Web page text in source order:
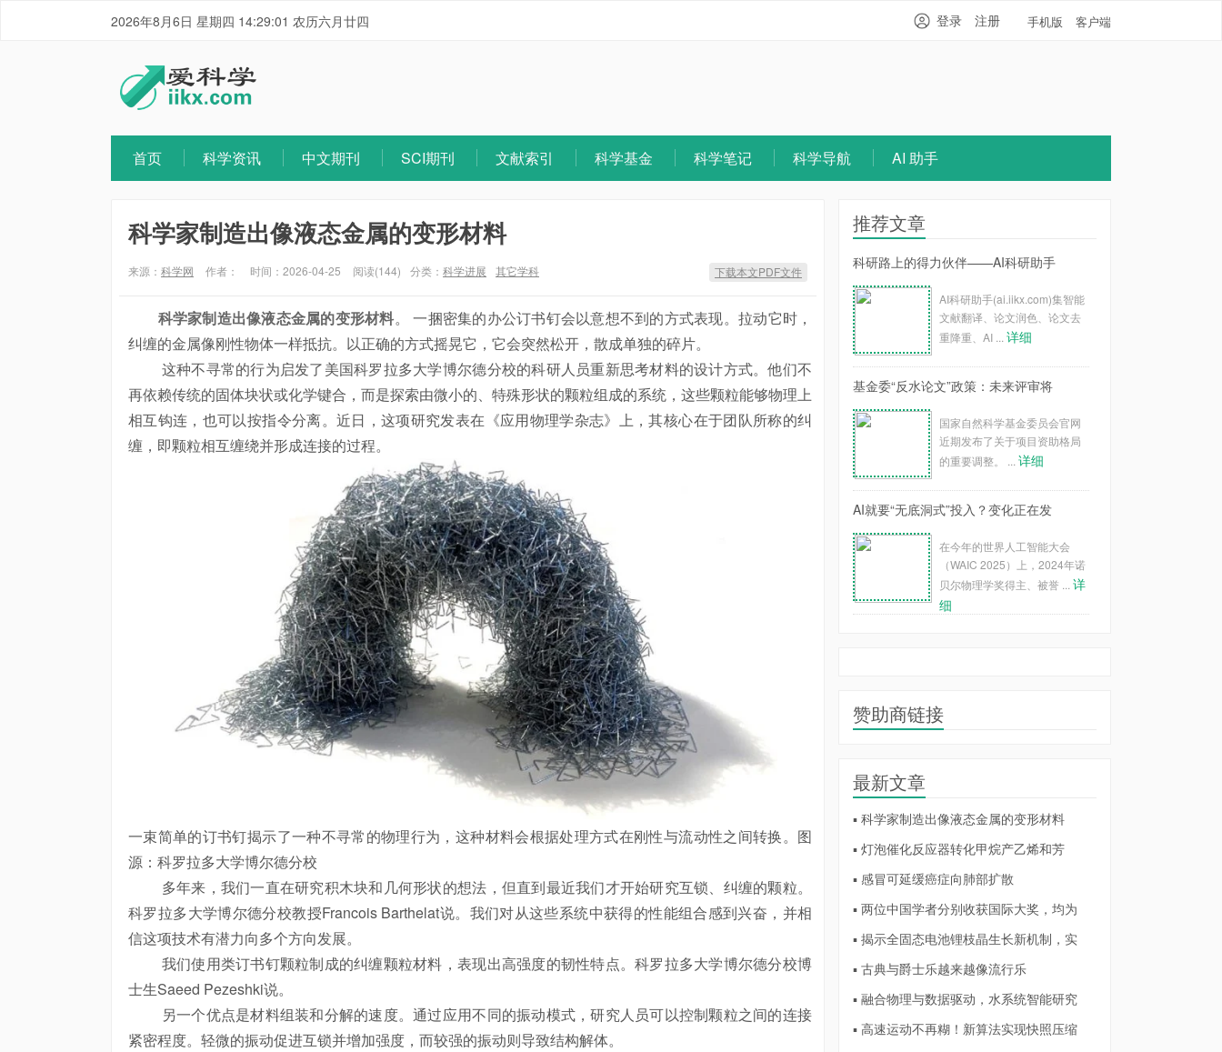
2026年8月6日 星期四 14:29:01 农历六月廿四 手机版 客户端
登录 注册
首页 科学资讯 中文期刊 SCI期刊 文献索引 科学基金 科学笔记 科学导航 AI 助手
科学家制造出像液态金属的变形材料
来源： 科学网 作者： 时间：2026-04-25 阅读(144) 分类： 科学进展 其它学科 下载本文PDF文件
科学家制造出像液态金属的变形材料。 一捆密集的办公订书钉会以意想不到的方式表现。拉动它时，
纠缠的金属像刚性物体一样抵抗。以正确的方式摇晃它，它会突然松开，散成单独的碎片。
这种不寻常的行为启发了美国科罗拉多大学博尔德分校的科研人员重新思考材料的设计方式。他们不
再依赖传统的固体块状或化学键合，而是探索由微小的、特殊形状的颗粒组成的系统，这些颗粒能够物理上
相互钩连，也可以按指令分离。近日，这项研究发表在《应用物理学杂志》上，其核心在于团队所称的纠
缠，即颗粒相互缠绕并形成连接的过程。
一束简单的订书钉揭示了一种不寻常的物理行为，这种材料会根据处理方式在刚性与流动性之间转换。图
源：科罗拉多大学博尔德分校
多年来，我们一直在研究积木块和几何形状的想法，但直到最近我们才开始研究互锁、纠缠的颗粒。
科罗拉多大学博尔德分校教授Francois Barthelat说。我们对从这些系统中获得的性能组合感到兴奋，并相
信这项技术有潜力向多个方向发展。
我们使用类订书钉颗粒制成的纠缠颗粒材料，表现出高强度的韧性特点。科罗拉多大学博尔德分校博
士生Saeed Pezeshki说。
另一个优点是材料组装和分解的速度。通过应用不同的振动模式，研究人员可以控制颗粒之间的连接
紧密程度。轻微的振动促进互锁并增加强度，而较强的振动则导致结构解体。
推荐文章
科研路上的得力伙伴——AI科研助手
AI科研助手(ai.iikx.com)集智能
文献翻译、论文润色、论文去
重降重、AI ... 详细
基金委“反水论文”政策：未来评审将
国家自然科学基金委员会官网
近期发布了关于项目资助格局
的重要调整。 ... 详细
AI就要“无底洞式”投入？变化正在发
在今年的世界人工智能大会
（WAIC 2025）上，2024年诺
贝尔物理学奖得主、被誉 ... 详
细
赞助商链接
最新文章
▪ 科学家制造出像液态金属的变形材料
▪ 灯泡催化反应器转化甲烷产乙烯和芳
▪ 感冒可延缓癌症向肺部扩散
▪ 两位中国学者分别收获国际大奖，均为
▪ 揭示全固态电池锂枝晶生长新机制，实
▪ 古典与爵士乐越来越像流行乐
▪ 融合物理与数据驱动，水系统智能研究
▪ 高速运动不再糊！新算法实现快照压缩